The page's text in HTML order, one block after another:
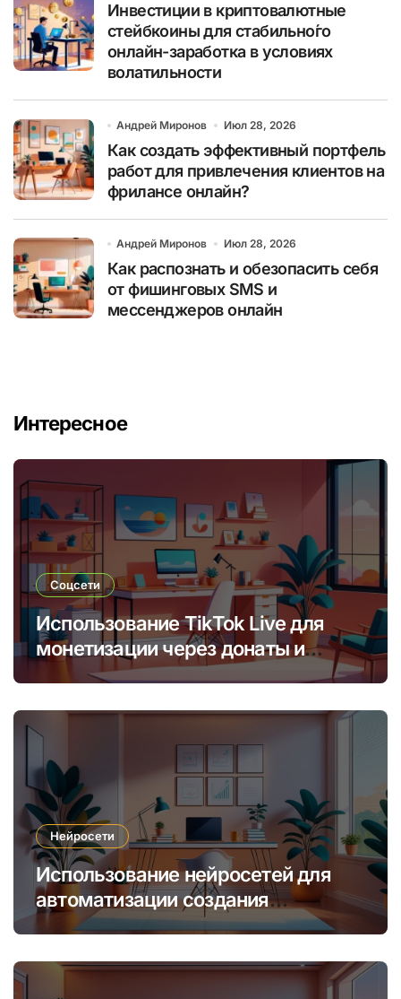
Инвестиции в криптовалютные
стейбкоины для стабильно́го
онлайн-заработка в условиях
волатильности
Андрей Миронов Июл 28, 2026
Как создать эффективный портфель
работ для привлечения клиентов на
фрилансе онлайн?
Андрей Миронов Июл 28, 2026
Как распознать и обезопасить себя
от фишинговых SMS и
мессенджеров онлайн
Интересное
Соцсети
Использование TikTok Live для
монетизации через донаты и
платные подписки
Нейросети
Использование нейросетей для
автоматизации создания
уникальных интернет-курсов и